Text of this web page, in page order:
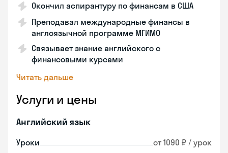
Окончил аспирантуру по финансам в США
Преподавал международные финансы в
англоязычной программе МГИМО
Связывает знание английского с
финансовыми курсами
Читать дальше
Услуги и цены
Английский язык
Уроки от 1090 ₽ / урок